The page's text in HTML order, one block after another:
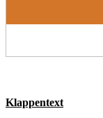
Klappentext